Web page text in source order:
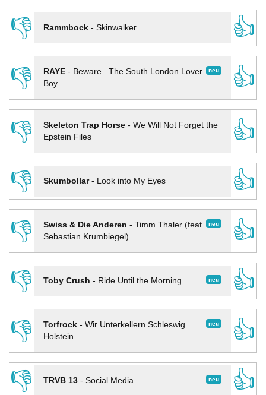
👎
Rammbock- Skinwalker
👍
👎
neu
RAYE- Beware.. The South London Lover
Boy.
👍
👎 Skeleton Trap Horse- We Will Not Forget the
Epstein Files
👍
👎
Skumbollar- Look into My Eyes
👍
👎
neu
Swiss & Die Anderen - Timm Thaler (feat.
Sebastian Krumbiegel)
👍
👎
neu
Toby Crush - Ride Until the Morning
👍
👎
neu
Torfrock- Wir Unterkellern Schleswig
Holstein
👍
👎
neu
TRVB 13- Social Media
👍